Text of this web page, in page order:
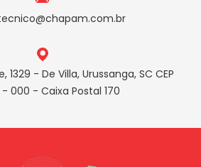
1329 - De Villa, Urussanga, SC CEP
000 - Caixa Postal 170